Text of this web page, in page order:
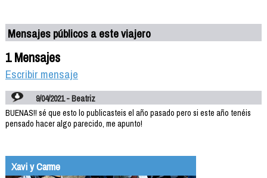
Mensajes públicos a este viajero
1 Mensajes
Escribir mensaje
9/04/2021 - Beatriz
BUENAS!! sé que esto lo publicasteis el año pasado pero si este año tenéis
pensado hacer algo parecido, me apunto!
Xavi y Carme